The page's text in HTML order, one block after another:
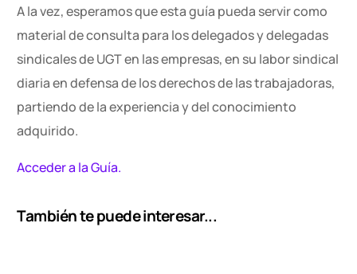
A la vez, esperamos que esta guía pueda servir como
material de consulta para los delegados y delegadas
sindicales de UGT en las empresas, en su labor sindical
diaria en defensa de los derechos de las trabajadoras,
partiendo de la experiencia y del conocimiento
adquirido.
Acceder a la Guía.
También te puede interesar...